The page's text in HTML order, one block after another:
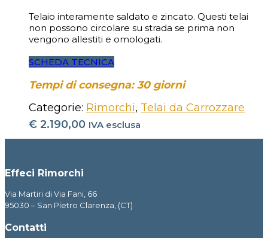
Telaio interamente saldato e zincato. Questi telai
non possono circolare su strada se prima non
vengono allestiti e omologati.
SCHEDA TECNICA
Tempi di consegna: 30 giorni
Categorie: Rimorchi, Telai da Carrozzare
€ 2.190,00 IVA esclusa
Effeci Rimorchi
Via Martiri di Via Fani, 66
95030 – San Pietro Clarenza, (CT)
Contatti